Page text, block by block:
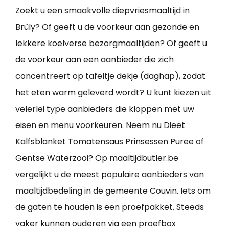
Zoekt u een smaakvolle diepvriesmaaltijd in
Brûly? Of geeft u de voorkeur aan gezonde en
lekkere koelverse bezorgmaaltijden? Of geeft u
de voorkeur aan een aanbieder die zich
concentreert op tafeltje dekje (daghap), zodat
het eten warm geleverd wordt? U kunt kiezen uit
velerlei type aanbieders die kloppen met uw
eisen en menu voorkeuren. Neem nu Dieet
Kalfsblanket Tomatensaus Prinsessen Puree of
Gentse Waterzooi? Op maaltijdbutler.be
vergelijkt u de meest populaire aanbieders van
maaltijdbedeling in de gemeente Couvin. Iets om
de gaten te houden is een proefpakket. Steeds
vaker kunnen ouderen via een proefbox